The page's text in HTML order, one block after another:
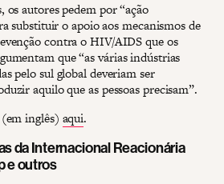
os autores pedem por “ação
substituir o apoio aos mecanismos de
contra o HIV/AIDS que os
que “as várias indústrias
pelo sul global deveriam ser
aquilo que as pessoas precisam”.
inglês) aqui.
da Internacional Reacionária
e outros